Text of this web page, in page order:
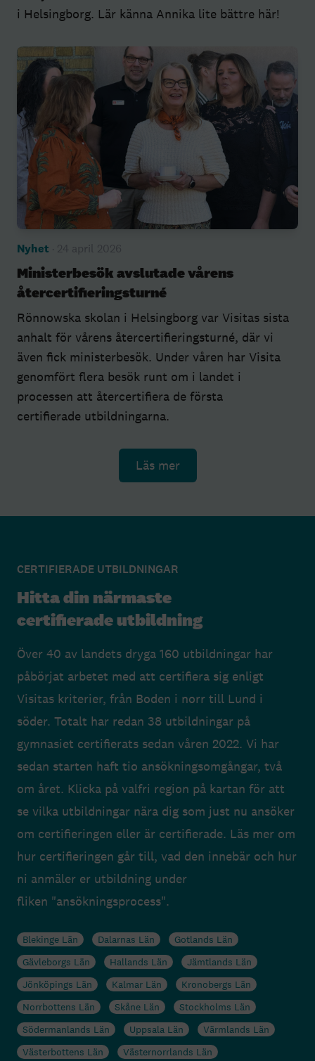
i Helsingborg. Lär känna Annika lite bättre här!
Nyhet · 24 april 2026
Ministerbesök avslutade vårens
återcertifieringsturné
Rönnowska skolan i Helsingborg var Visitas sista
anhalt för vårens återcertifieringsturné, där vi
även fick ministerbesök. Under våren har Visita
genomfört flera besök runt om i landet i
processen att återcertifiera de första
certifierade utbildningarna.
Läs mer
CERTIFIERADE UTBILDNINGAR
Hitta din närmaste
certifierade utbildning
Över 40 av landets dryga 160 utbildningar har
påbörjat arbetet med att certifiera sig enligt
Visitas kriterier, från Boden i norr till Lund i
söder. Totalt har redan 38 utbildningar på
gymnasiet certifierats sedan våren 2022. Vi har
sedan starten haft tio ansökningsomgångar, två
om året. Klicka på valfri region på kartan för att
se vilka utbildningar nära dig som just nu ansöker
om certifieringen eller är certifierade. Läs mer om
hur certifieringen går till, vad den innebär och hur
ni anmäler er utbildning under
fliken "ansökningsprocess".
Blekinge Län Dalarnas Län
Gotlands Län
Gävleborgs Län
Hallands Län
Jämtlands Län
Jönköpings Län
Kalmar Län
Kronobergs Län
Norrbottens Län
Skåne Län
Stockholms Län
Södermanlands Län
Uppsala Län
Värmlands Län
Västerbottens Län
Västernorrlands Län